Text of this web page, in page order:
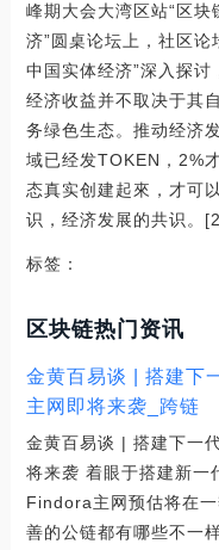
峰期大会大湾区站“区
济”圆桌论坛上，社区论
中国实体经济”深入探
经济收益并不取决于其
务绿色生态。推动经济
域已经发TOKEN，2%
态真实创建起來，才可
识，经济发展的共识。
标签：
区块链热门资讯
金黄百易谈 | 搭建下
主网即将来袭_跨链
金黄百易谈 | 搭建下一
将来袭 着眼于搭建新一
Findora主网预估将在
善的公链都有哪些不一